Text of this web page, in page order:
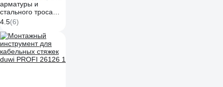
арматуры и
стального троса
NEO Tools 190 мм
01-512
4.5(6)